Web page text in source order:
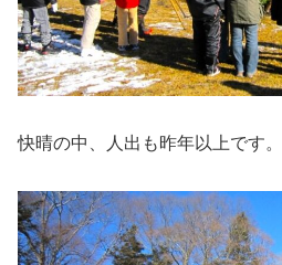
快晴の中、人出も昨年以上です。